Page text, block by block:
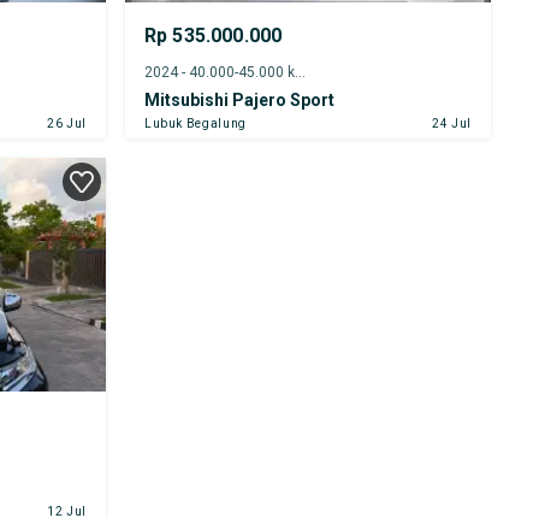
26 Jul
Rp 535.000.000
2024 - 40.000-45.000 km
Mitsubishi Pajero Sport
Lubuk Begalung 24 Jul
12 Jul